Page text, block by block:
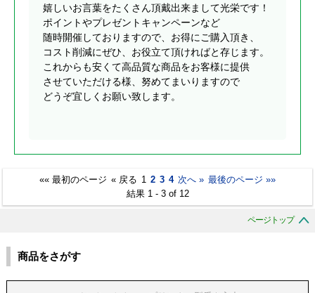
嬉しいお言葉をたくさん頂戴出来まして光栄です！
ポイントやプレゼントキャンペーンなど
随時開催しておりますので、お得にご購入頂き、
コスト削減にぜひ、お役立て頂ければと存じます。
これからも安くて高品質な商品をお客様に提供
させていただける様、努めてまいりますので
どうぞ宜しくお願い致します。
«« 最初のページ « 戻る 1 2 3 4 次へ » 最後のページ »»
結果 1 - 3 of 12
ページトップ
商品をさがす